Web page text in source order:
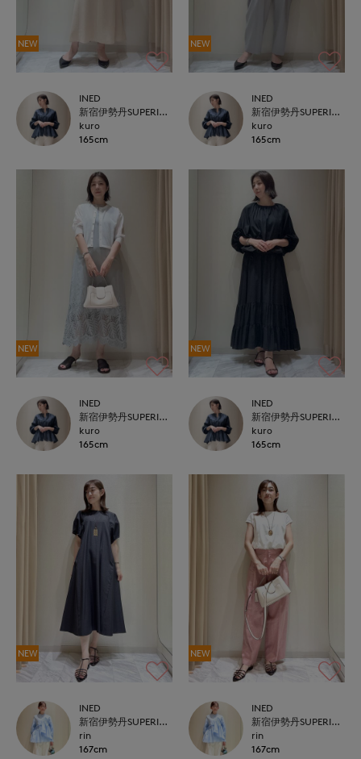
NEW
INED
新宿伊勢丹SUPERIOR CLOSET
kuro
165cm
NEW
INED
新宿伊勢丹SUPERIOR CLOSET
kuro
165cm
NEW
INED
新宿伊勢丹SUPERIOR CLOSET
kuro
165cm
NEW
INED
新宿伊勢丹SUPERIOR CLOSET
kuro
165cm
NEW
INED
新宿伊勢丹SUPERIOR CLOSET
rin
167cm
NEW
INED
新宿伊勢丹SUPERIOR CLOSET
rin
167cm